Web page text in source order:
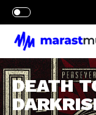
DEATH